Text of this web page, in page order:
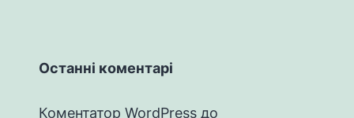
Останні коментарі
Коментатор WordPressдо